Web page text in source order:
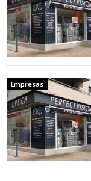
Empresas